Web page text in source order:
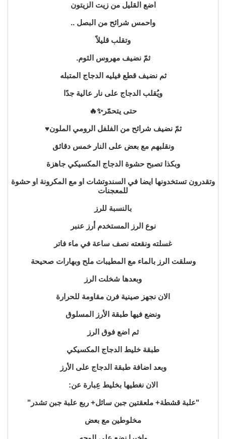
اضع القليل من زيت الزيتون
واحمس شرائح من البصل ..
وتقلب قليلاً
ثمّ نضيف مهروس الثوم.
ثم نضيف قطع فيليه الدجاج المتبله
ويُقلب الدجاج على نار عالية جدًا
حتى يتحمّر✨🔥
ثمّ نضيف شرائح من الفلفل الرومي الملون♥️
ونقلبهم مع بعض على النار خمس دقائق
وبكذا تصبح حشوة الدجاج المكسيكي جاهزة
وتقدرون تستخدونها ايضا في السندوتشات او مع المكرونة او حشوة
للمعجنات
بالنسبة للرز
نوع الرز المستخدم أرز عنبر
غسلته ونقعته نصف ساعة في ماء فاتر
وسلقت الرز بالماء مع المطيبات ملح وبهارات صحيحة
وبعدها شخلت الرز
الان نجهز صينية فرن مقاومة للحرارة
ونضع فيها طبقة الأرز المسلوق
ثم اضع فوق الرز
طبقة خليط الدجاج المكسيكي
وبعد اضافة طبقة الدجاج على الأرز
الان نغطيها بخليط عِبارة عن:
"علبة قشطة+ ملعقتين جبن سائل+ ربع علبة جبن تشدر"
مخلوطين مع بعض